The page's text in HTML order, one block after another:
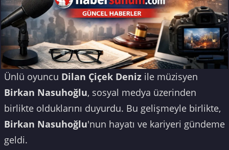
Ünlü oyuncu Dilan Çiçek Deniz ile müzisyen
Birkan Nasuhoğlu, sosyal medya üzerinden
birlikte olduklarını duyurdu. Bu gelişmeyle birlikte,
Birkan Nasuhoğlu'nun hayatı ve kariyeri gündeme
geldi.